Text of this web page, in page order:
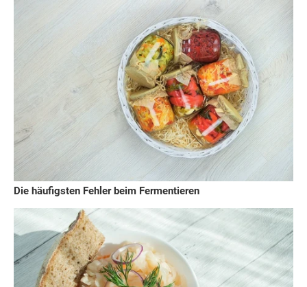
Die häufigsten Fehler beim Fermentieren